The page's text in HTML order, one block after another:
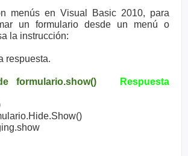
menús en Visual Basic 2010, para
un formulario desde un menú o
la instrucción:
respuesta.
formulario.show()
Respuesta